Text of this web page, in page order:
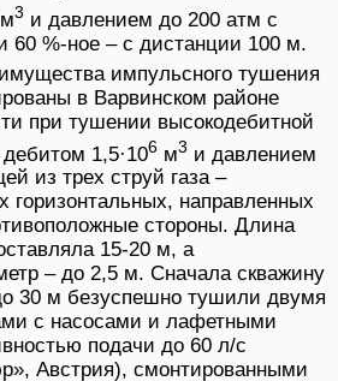
м3 и давлением до 200 атм с
60 %-ное – с дистанции 100 м.
импульсного тушения
в Варвинском районе
при тушении высокодебитной
1,5·106 м3 и давлением
из трех струй газа –
горизонтальных, направленных
стороны. Длина
15-20 м, а
– до 2,5 м. Сначала скважину
30 м безуспешно тушили двумя
с насосами и лафетными
подачи до 60 л/с
Австрия), смонтированными